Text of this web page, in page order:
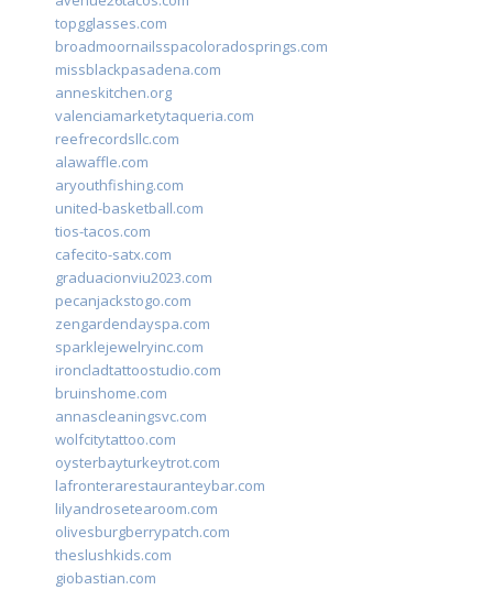
topgglasses.com
broadmoornailsspacoloradosprings.com
missblackpasadena.com
anneskitchen.org
valenciamarketytaqueria.com
reefrecordsllc.com
alawaffle.com
aryouthfishing.com
united-basketball.com
tios-tacos.com
cafecito-satx.com
graduacionviu2023.com
pecanjackstogo.com
zengardendayspa.com
sparklejewelryinc.com
ironcladtattoostudio.com
bruinshome.com
annascleaningsvc.com
wolfcitytattoo.com
oysterbayturkeytrot.com
lafronterarestauranteybar.com
lilyandrosetearoom.com
olivesburgberrypatch.com
theslushkids.com
giobastian.com